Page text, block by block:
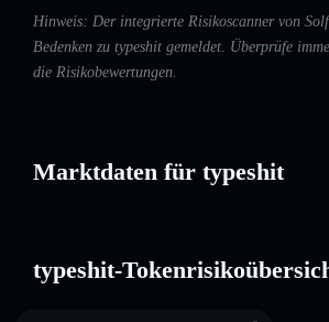
Hinweis: Der integrierte Risikoscanner von
Bedenken zu typeshit gemeldet. Überprüfe
die Risikobewertungen.
Marktdaten für typeshit
typeshit-